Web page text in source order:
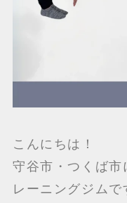
こんにちは！
守谷市・つくば市
レーニングジムで